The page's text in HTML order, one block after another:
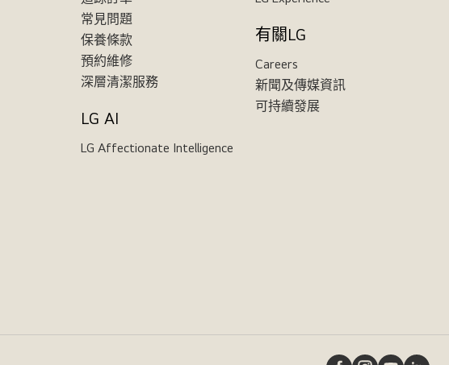
常見問題
保養條款
預約維修
深層清潔服務
LG AI
LG Affectionate Intelligence
有關LG
Careers
新聞及傳媒資訊
可持續發展